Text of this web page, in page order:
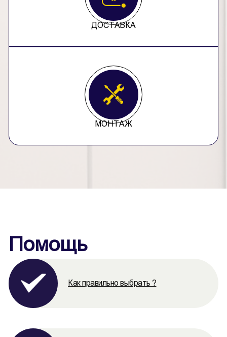
ДОСТАВКА
МОНТАЖ
Помощь
Как правильно выбрать ?